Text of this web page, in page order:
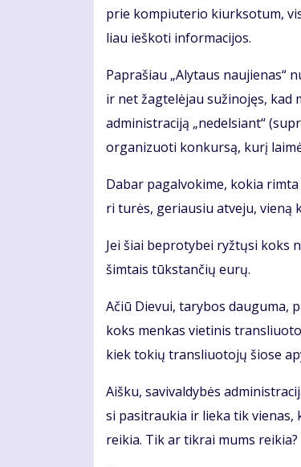
prie kom­piu­te­rio kiurk­so­tum,
liau ieš­ko­ti in­for­ma­ci­jos.
Pa­pra­šiau „Aly­taus nau­jie­nas“
ir net žag­te­lė­jau su­ži­no­jęs,
ad­mi­nist­ra­ci­ją „ne­del­siant“
or­ga­ni­zuo­ti kon­kur­są, ku­rį
Da­bar pa­gal­vo­ki­me, ko­kia
ri tu­rės, ge­riau­siu at­ve­ju, vie­ną
Jei šiai be­pro­ty­bei ryž­tų­si koks
šim­tais tūks­tan­čių eu­rų.
Ačiū Die­vui, ta­ry­bos dau­gu­ma,
koks men­kas vie­ti­nis
kiek to­kių tran­sliuo­to­jų šio­se
Aiš­ku, sa­vi­val­dy­bės
si pa­si­trau­kia ir lie­ka tik
rei­kia. Tik ar tik­rai mums rei­kia?